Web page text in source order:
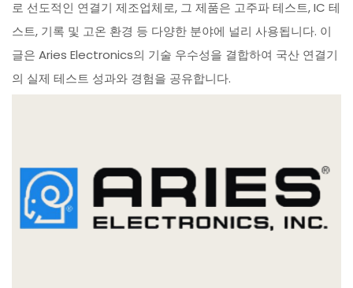
로 선도적인 연결기 제조업체로, 그 제품은 고주파 테스트, IC 테
스트, 기록 및 고온 환경 등 다양한 분야에 널리 사용됩니다. 이
글은 Aries Electronics의 기술 우수성을 결합하여 국산 연결기
의 실제 테스트 성과와 경험을 공유합니다.